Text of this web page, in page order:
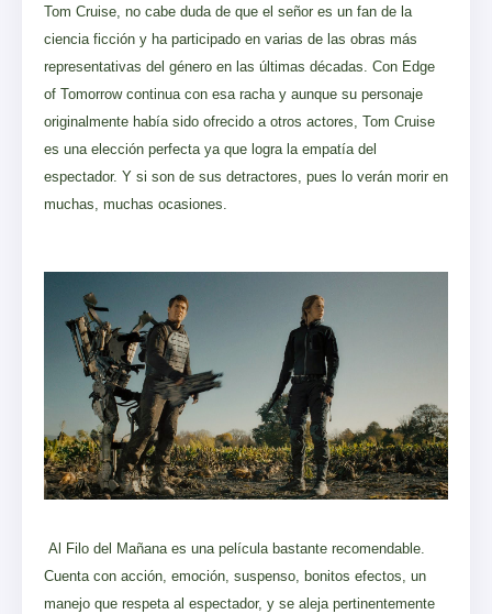
Tom Cruise, no cabe duda de que el señor es un fan de la
ciencia ficción y ha participado en varias de las obras más
representativas del género en las últimas décadas. Con Edge
of Tomorrow continua con esa racha y aunque su personaje
originalmente había sido ofrecido a otros actores, Tom Cruise
es una elección perfecta ya que logra la empatía del
espectador. Y si son de sus detractores, pues lo verán morir en
muchas, muchas ocasiones.
Al Filo del Mañana es una película bastante recomendable.
Cuenta con acción, emoción, suspenso, bonitos efectos, un
manejo que respeta al espectador, y se aleja pertinentemente